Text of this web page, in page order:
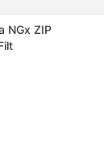
NGx ZIP